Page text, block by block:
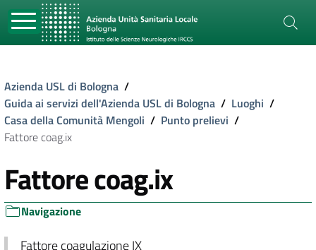
Azienda USL di Bologna /
Guida ai servizi dell'Azienda USL di Bologna / Luoghi /
Casa della Comunità Mengoli / Punto prelievi /
Fattore coag.ix
Fattore coag.ix
Navigazione
Fattore coagulazione IX